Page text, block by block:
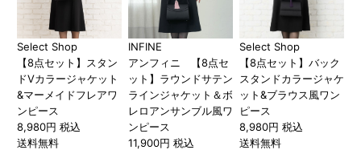
Select Shop
【8点セット】スタン
ドVカラージャケット
&マーメイドフレアワ
ンピース
8,980円 税込
送料無料
INFINE
アンフィニ 【8点セ
ット】ラウンドサテン
ラインジャケット＆ボ
レロアンサンブル風ワ
ンピース
11,900円 税込
Select Shop
【8点セット】バック
スタンドカラージャケ
ット&ブラウス風ワン
ピース
8,980円 税込
送料無料